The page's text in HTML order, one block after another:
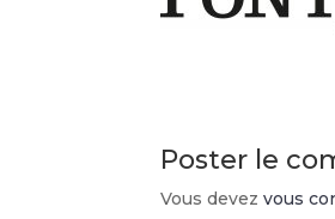
Poster le
Vous devezvous